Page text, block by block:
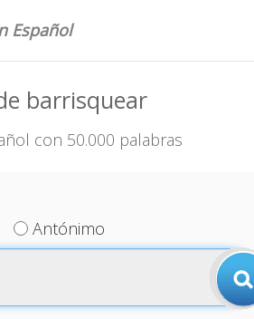
Español
barrisquear
con 50.000 palabras
Antónimo